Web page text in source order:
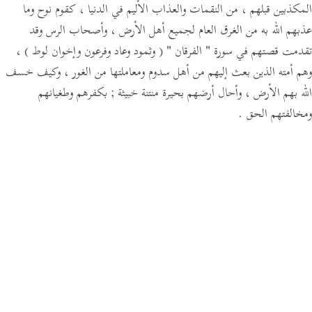
المكذبين قبلهم ، من النقمات والعذاب الأليم في الدنيا ، كقوم نوح وما
عذبهم الله به من الغرق العام لجميع أهل الأرض ، وأصحاب الرس وقد
تقدمت قصتهم في سورة " الفرقان " ( وثمود وعاد وفرعون وإخوان لوط ) ،
وهم أمته الذين بعث إليهم من أهل سدوم ومعاملتها من الغور ، وكيف خسف
الله بهم الأرض ، وأحال أرضهم بحيرة منتنة خبيثة ; بكفرهم وطغيانهم
ومخالفتهم الحق .